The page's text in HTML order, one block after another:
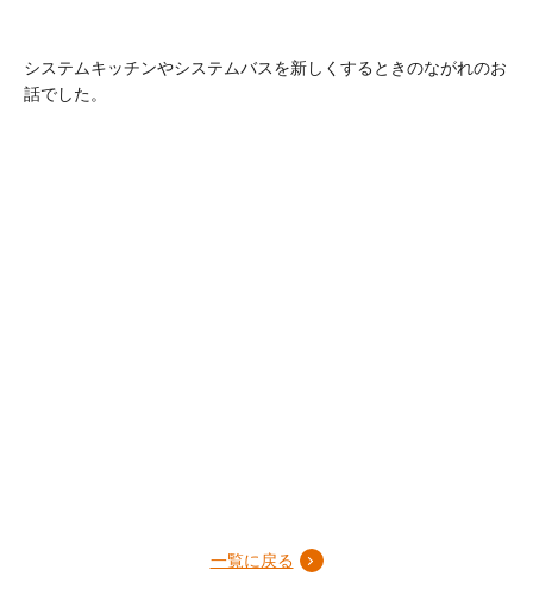
システムキッチンやシステムバスを新しくするときのながれのお
話でした。
一覧に戻る